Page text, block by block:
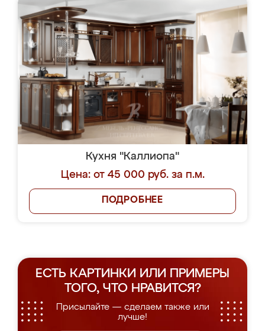
Кухня "Каллиопа"
Цена: от 45 000 руб. за п.м.
ПОДРОБНЕЕ
ЕСТЬ КАРТИНКИ ИЛИ ПРИМЕРЫ
ТОГО, ЧТО НРАВИТСЯ?
Присылайте — сделаем также или
лучше!